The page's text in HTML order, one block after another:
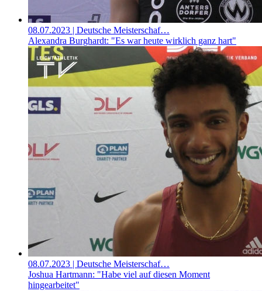
08.07.2023 | Deutsche Meisterschaf…
Alexandra Burghardt: "Es war heute wirklich ganz hart"
08.07.2023 | Deutsche Meisterschaf…
Joshua Hartmann: "Habe viel auf diesen Moment
hingearbeitet"